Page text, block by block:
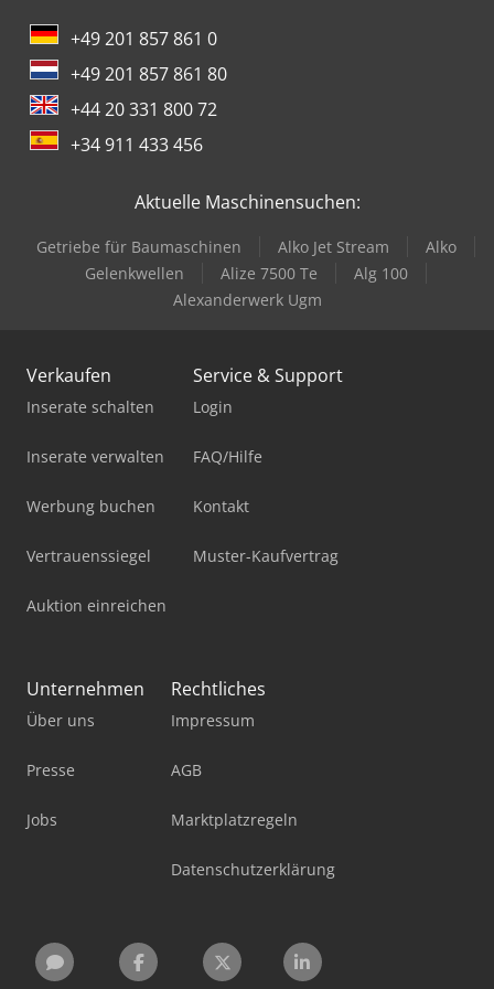
+49 201 857 861 0
+49 201 857 861 80
+44 20 331 800 72
+34 911 433 456
Aktuelle Maschinensuchen:
Getriebe für Baumaschinen Alko Jet Stream
Alko
Gelenkwellen
Alize 7500 Te
Alg 100
Alexanderwerk Ugm
Verkaufen
Inserate schalten
Inserate verwalten
Werbung buchen
Vertrauenssiegel
Auktion einreichen
Service & Support
Login
FAQ/Hilfe
Kontakt
Muster-Kaufvertrag
Unternehmen
Über uns
Presse
Jobs
Rechtliches
Impressum
AGB
Marktplatzregeln
Datenschutzerklärung